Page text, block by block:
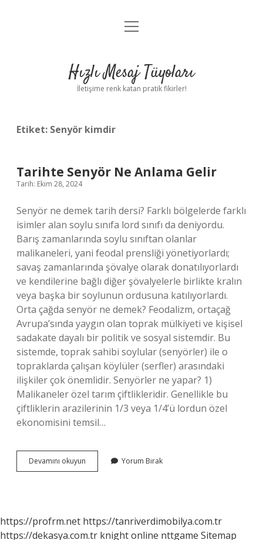
Anasayfa
Yasal Uyarı
menüyü
Hızlı Mesaj Tüyoları
İletişime renk katan pratik fikirler!
Etiket: Senyör kimdir
Tarihte Senyör Ne Anlama Gelir
Tarih: Ekim 28, 2024
Senyör ne demek tarih dersi? Farklı bölgelerde farklı
isimler alan soylu sınıfa lord sınıfı da deniyordu.
Barış zamanlarında soylu sınıftan olanlar
malikaneleri, yani feodal prensliği yönetiyorlardı;
savaş zamanlarında şövalye olarak donatılıyorlardı
ve kendilerine bağlı diğer şövalyelerle birlikte kralın
veya başka bir soylunun ordusuna katılıyorlardı.
Orta çağda senyör ne demek? Feodalizm, ortaçağ
Avrupa’sında yaygın olan toprak mülkiyeti ve kişisel
sadakate dayalı bir politik ve sosyal sistemdir. Bu
sistemde, toprak sahibi soylular (senyörler) ile o
topraklarda çalışan köylüler (serfler) arasındaki
ilişkiler çok önemlidir. Senyörler ne yapar? 1)
Malikaneler özel tarım çiftlikleridir. Genellikle bu
çiftliklerin arazilerinin 1/3 veya 1/4’ü lordun özel
ekonomisini temsil…
Devamını okuyun
Senyör
Yorum Bırak
https://profrm.net https://tanriverdimobilya.com.tr
https://dekasya.com.tr knight online nttgame Sitemap